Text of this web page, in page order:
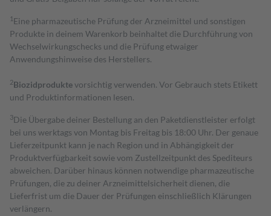
1 Eine pharmazeutische Prüfung der Arzneimittel und sonstigen
Produkte in deinem Warenkorb beinhaltet die Durchführung von
Wechselwirkungschecks und die Prüfung etwaiger
Anwendungshinweise des Herstellers.
2Biozidproduktevorsichtig verwenden. Vor Gebrauch stets Etikett
und Produktinformationen lesen.
3Die Übergabe deiner Bestellung an den Paketdienstleister erfolgt
bei uns werktags von Montag bis Freitag bis 18:00 Uhr. Der genaue
Lieferzeitpunkt kann je nach Region und in Abhängigkeit der
Produktverfügbarkeit sowie vom Zustellzeitpunkt des Spediteurs
abweichen. Darüber hinaus können notwendige pharmazeutische
Prüfungen, die zu deiner Arzneimittelsicherheit dienen, die
Lieferfrist um die Dauer der Prüfungen einschließlich Klärungen
verlängern.